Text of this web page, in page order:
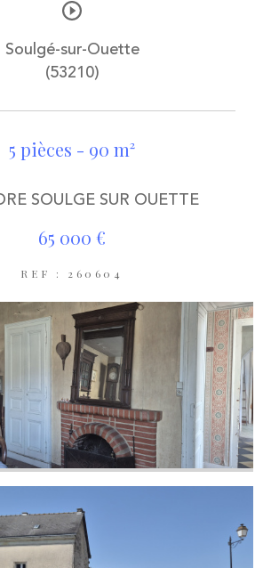
Soulgé-sur-Ouette
(53210)
5 pièces - 90 m²
SOULGE SUR OUETTE
65 000 €
REF : 260604